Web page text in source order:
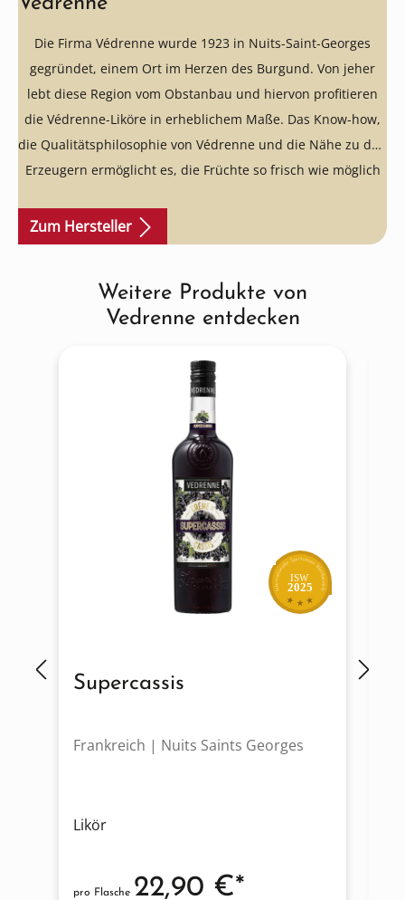
Die Firma Védrenne wurde 1923 in Nuits-Saint-Georges
gegründet, einem Ort im Herzen des Burgund. Von jeher
lebt diese Region vom Obstanbau und hiervon profitieren
die Védrenne-Liköre in erheblichem Maße. Das Know-how,
die Qualitätsphilosophie von Védrenne und die Nähe zu den
Erzeugern ermöglicht es, die Früchte so frisch wie möglich
anschließend absolut oxidationsfrei zu Likören zu
verarbeiten. Jeder Védrenne-Likör enthält 500 Gramm
oder Weintrester destillierte Schnäpse) und Kristallzucker,
aber keinerlei Zusatzstoffe - auch keine gesetzlich
ihre ausgesprochen hochwertigen Qualitäten Crèmes de
Cassis.
Zum Hersteller
Produktgalerie überspringen
Weitere Produkte von
Vedrenne entdecken
2025
ISW
Supercassis
Frankreich | Nuits Saints Georges
Likör
pro Flasche 22,90 €*